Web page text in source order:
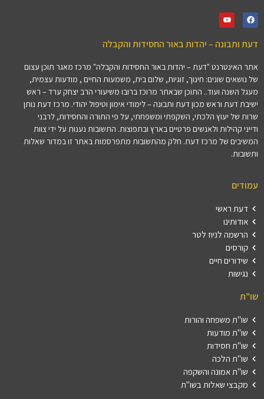
דעת ותבונה – יהדות באור החסידות והקבלה
אתר האינטרנט "דעת – יהדות באור החסידות והקבלה" מרכז מאגר תוכן עצום
של נושאים שונים: חינוך, זוגיות, שלום בית, משמעות החיים , מודעות עצמית,
מעגל השנה ועוד.. התוכן שבאתר מרוכז ברובו משיעורי הרב יצחק ערד – ראש
ישיבת דעת וראש מכון דעת ותבונה – לימודי אימון וטיפול יהודי. מרכז דעת נותן
שרות של יעוץ הלכתי, השקפתי ומשפחתי, על פי התורה והחסידות, לרבני
ודייני קהילות ולאנשים פרטיים בארץ ובתפוצות. התשובות נענות על ידי צוות
המשיבים של מרכז דעת. חלק מהתשובות מתפרסמות באתר זו במדור שאלות
ותשובות.
עמודים
דעת ראשי
אודותינו
הרשמה לניוז לטר
קורסים
שידורים חיים
נגישות
שו"ת
שו"ת משפחה והורות
שו"ת מודעות
שו"ת חסידות
שו"ת הלכה
שו"ת אמונה והשקפה
מקבצי שאלות בשו"ת